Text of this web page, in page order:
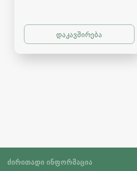
ᲫᲘᲠᲘᲗᲐᲓᲘ ᲘᲜᲤᲝᲠᲛᲐᲪᲘᲐ